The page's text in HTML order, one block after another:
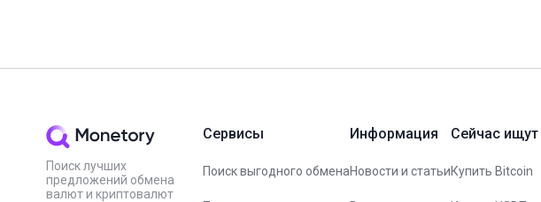
Поиск лучших
предложений обмена
валют и криптовалют
Сервисы
Поиск выгодного обмена
Информация
Новости и статьи
Сейчас ищут
Купить Bitcoin